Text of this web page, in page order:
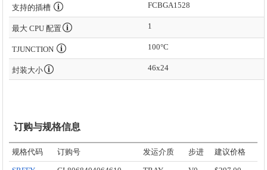
支持的插槽 FCBGA1528
最大 CPU 配置 1
TJUNCTION 100°C
封装大小 46x24
订购与规格信息
规格代码 订购号 发运介质 步进 建议价格